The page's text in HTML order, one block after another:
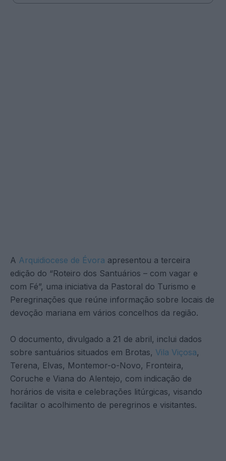
A Arquidiocese de Évora apresentou a terceira
edição do “Roteiro dos Santuários – com vagar e
com Fé”, uma iniciativa da Pastoral do Turismo e
Peregrinações que reúne informação sobre locais de
devoção mariana em vários concelhos da região.
O documento, divulgado a 21 de abril, inclui dados
sobre santuários situados em Brotas, Vila Viçosa,
Terena, Elvas, Montemor-o-Novo, Fronteira,
Coruche e Viana do Alentejo, com indicação de
horários de visita e celebrações litúrgicas, visando
facilitar o acolhimento de peregrinos e visitantes.